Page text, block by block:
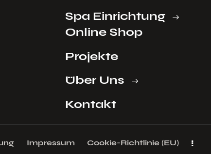
Spa Einrichtung
Online Shop
Projekte
Über Uns
Kontakt
Impressum Cookie-Richtlinie (EU)